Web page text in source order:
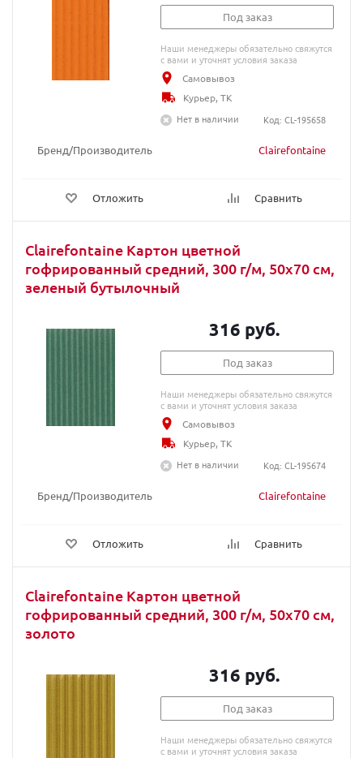
Бренд/Производитель Clairefontaine
Отложить Сравнить
Под заказ
Наши менеджеры обязательно свяжутся
с вами и уточнят условия заказа
Самовывоз
Курьер, ТК
Нет в наличии
Код: CL-195658
Clairefontaine Картон цветной
гофрированный средний, 300 г/м, 50х70 см,
зеленый бутылочный
Бренд/Производитель Clairefontaine
Отложить Сравнить
316 руб.
Под заказ
Наши менеджеры обязательно свяжутся
с вами и уточнят условия заказа
Самовывоз
Курьер, ТК
Нет в наличии
Код: CL-195674
Clairefontaine Картон цветной
гофрированный средний, 300 г/м, 50х70 см,
золото
316 руб.
Под заказ
Наши менеджеры обязательно свяжутся
с вами и уточнят условия заказа